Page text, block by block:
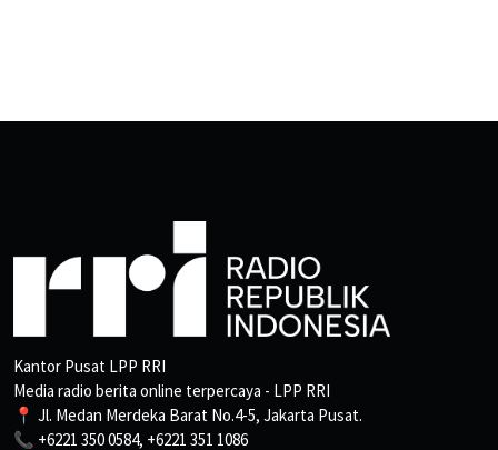
Kantor Pusat LPP RRI
Media radio berita online terpercaya - LPP RRI
📍 Jl. Medan Merdeka Barat No.4-5, Jakarta Pusat.
📞 +6221 350 0584, +6221 351 1086